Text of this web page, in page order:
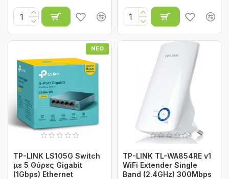
ΝΈΟ
TP-LINK LS105G Switch
με 5 Θύρες Gigabit
(1Gbps) Ethernet
TP-LINK TL-WA854RE v1
WiFi Extender Single
Band (2.4GHz) 300Mbps